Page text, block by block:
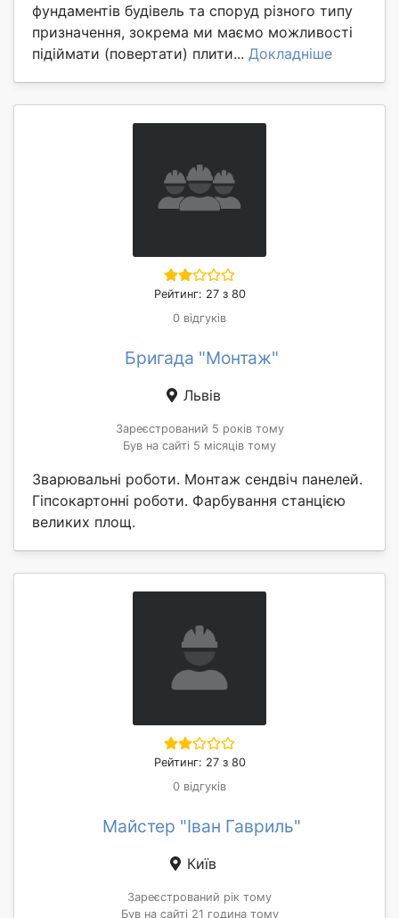
фундаментів будівель та споруд різного типу
призначення, зокрема ми маємо можливості
підіймати (повертати) плити... Докладніше
Рейтинг: 27 з 80
0 відгуків
Бригада "Монтаж"
Львів
Зареєстрований 5 років тому
Був на сайті 5 місяців тому
Зварювальні роботи. Монтаж сендвіч панелей.
Гіпсокартонні роботи. Фарбування станцією
великих площ.
Рейтинг: 27 з 80
0 відгуків
Майстер "Іван Гавриль"
Київ
Зареєстрований рік тому
Був на сайті 21 година тому